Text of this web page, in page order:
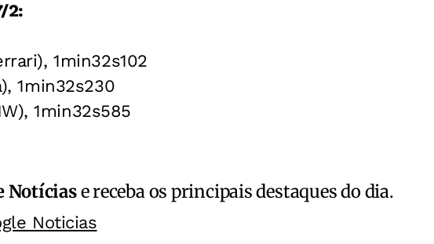
2:
1min32s102
1min32s230
1min32s585
Notíciase receba os principais destaques do dia.
Noticias